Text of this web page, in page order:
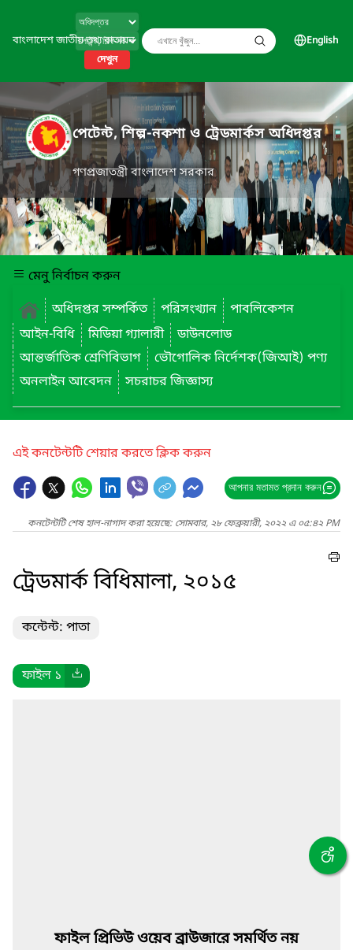
বাংলাদেশ জাতীয় তথ্য বাতায়ন
দেখুন
English
পেটেন্ট, শিল্প-নকশা ও ট্রেডমার্কস অধিদপ্তর
গণপ্রজাতন্ত্রী বাংলাদেশ সরকার
মেনু নির্বাচন করুন
অধিদপ্তর সম্পর্কিত
পরিসংখ্যান
পাবলিকেশন
আইন-বিধি
মিডিয়া গ্যালারী
ডাউনলোড
আন্তর্জাতিক শ্রেণিবিভাগ
ভৌগোলিক নির্দেশক(জিআই) পণ্য
অনলাইন আবেদন
সচরাচর জিজ্ঞাস্য
এই কনটেন্টটি শেয়ার করতে ক্লিক করুন
আপনার মতামত প্রদান করুন
কনটেন্টটি শেষ হাল-নাগাদ করা হয়েছে: সোমবার, ২৮ ফেব্রুয়ারী, ২০২২ এ ০৫:৪২ PM
ট্রেডমার্ক বিধিমালা, ২০১৫
কন্টেন্ট: পাতা
ফাইল ১
ফাইল প্রিভিউ ওয়েব ব্রাউজারে সমর্থিত নয়